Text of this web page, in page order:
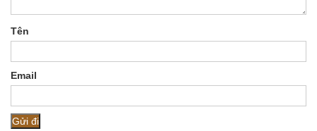
Tên
Email